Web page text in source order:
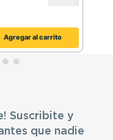
Agregar al carrito
Suscribite y
que nadie